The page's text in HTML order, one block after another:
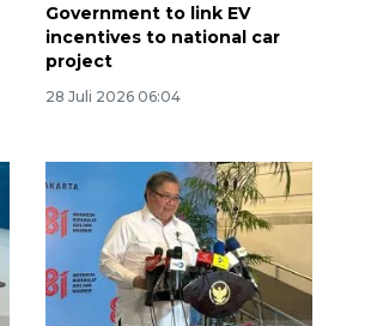
Government to link EV
incentives to national car
project
28 Juli 2026 06:04
06 13:15:00